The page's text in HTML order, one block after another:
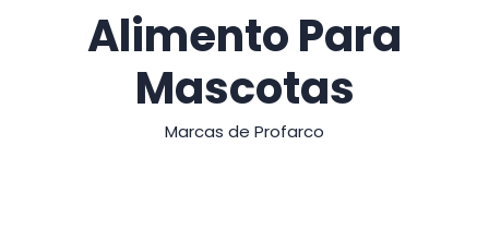
Alimento Para
Mascotas
Marcas de Profarco